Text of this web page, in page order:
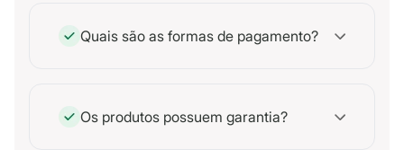
Quais são as formas de pagamento?
Os produtos possuem garantia?